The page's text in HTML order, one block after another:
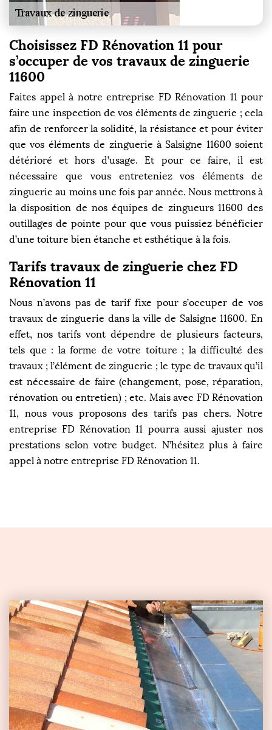
Choisissez FD Rénovation 11 pour
s’occuper de vos travaux de zinguerie
11600
Faites appel à notre entreprise FD Rénovation 11 pour
faire une inspection de vos éléments de zinguerie ; cela
afin de renforcer la solidité, la résistance et pour éviter
que vos éléments de zinguerie à Salsigne 11600 soient
détérioré et hors d’usage. Et pour ce faire, il est
nécessaire que vous entreteniez vos éléments de
zinguerie au moins une fois par année. Nous mettrons à
la disposition de nos équipes de zingueurs 11600 des
outillages de pointe pour que vous puissiez bénéficier
d’une toiture bien étanche et esthétique à la fois.
Tarifs travaux de zinguerie chez FD
Rénovation 11
Nous n’avons pas de tarif fixe pour s’occuper de vos
travaux de zinguerie dans la ville de Salsigne 11600. En
effet, nos tarifs vont dépendre de plusieurs facteurs,
tels que : la forme de votre toiture ; la difficulté des
travaux ; l’élément de zinguerie ; le type de travaux qu’il
est nécessaire de faire (changement, pose, réparation,
rénovation ou entretien) ; etc. Mais avec FD Rénovation
11, nous vous proposons des tarifs pas chers. Notre
entreprise FD Rénovation 11 pourra aussi ajuster nos
prestations selon votre budget. N’hésitez plus à faire
appel à notre entreprise FD Rénovation 11.